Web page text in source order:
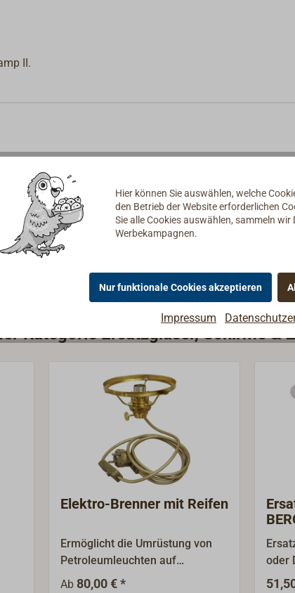
II.
Kategorie Ersatzgläser, Schirme &
Elektro-Brenner mit Reifen
Ermöglicht die Umrüstung von
Petroleumleuchten auf
Elektrobetrieb mit 12, 24 oder
Ab 80,00 € *
oder
Hier können Sie auswählen, welche
den Betrieb der Website erforderlichen
Sie alle Cookies auswählen, sammeln
Werbekampagnen.
Nur funktionale Cookies akzeptieren
Impressum